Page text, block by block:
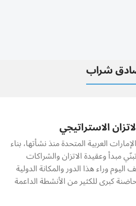
شراب
الاستراتيجي
العربية المتحدة منذ نشأتها، بناء
مبدأ وعقيدة الاتزان والشراكات
وراء هذا الدور والمكانة الدولية
كبرى للكثير من الأنشطة الداعمة